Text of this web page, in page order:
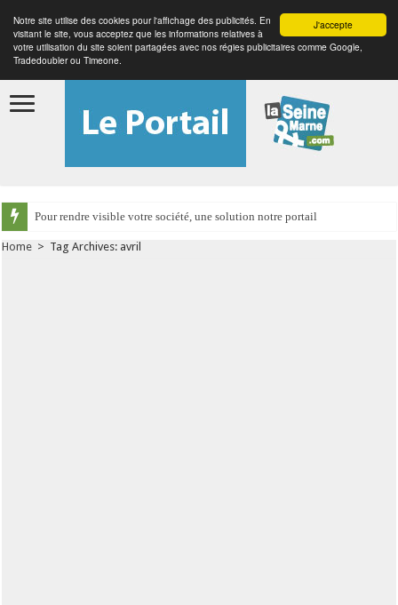
J'accepte
Notre site utilise des cookies pour l'affichage des publicités. En
visitant le site, vous acceptez que les informations relatives à
votre utilisation du site soient partagées avec nos régies publicitaires comme Google,
Tradedoubler ou Timeone.
Pour rendre visible votre société, une solution notre portail
Home > Tag Archives: avril